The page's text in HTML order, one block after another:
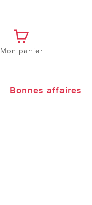
Mon panier
Bonnes affaires